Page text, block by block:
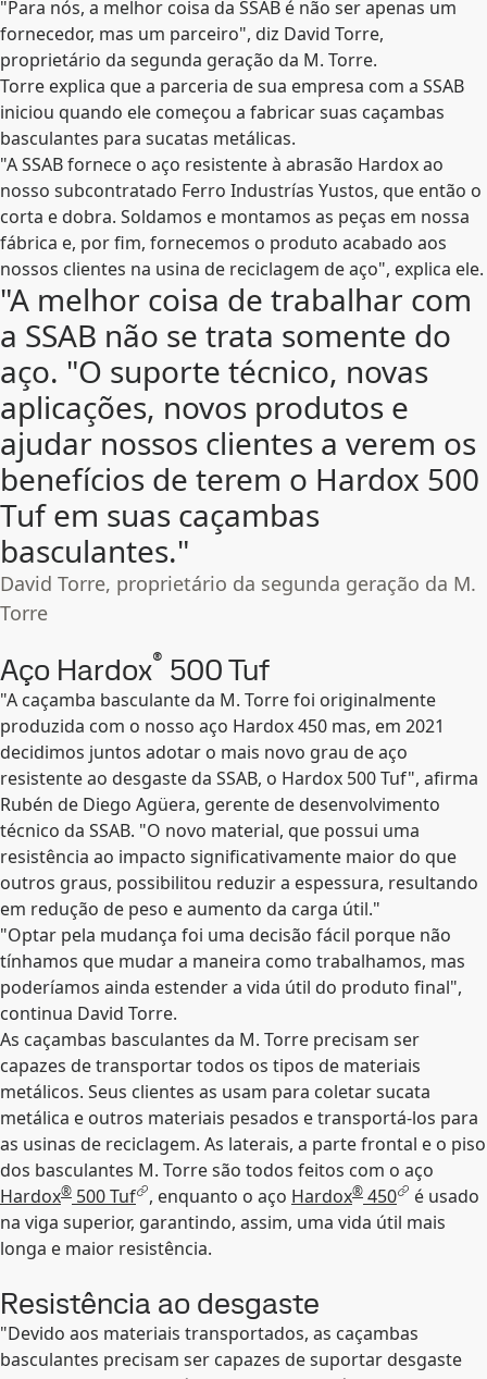
"Para nós, a melhor coisa da SSAB é não ser apenas um
fornecedor, mas um parceiro", diz David Torre,
proprietário da segunda geração da M. Torre.
Torre explica que a parceria de sua empresa com a SSAB
iniciou quando ele começou a fabricar suas caçambas
basculantes para sucatas metálicas.
"A SSAB fornece o aço resistente à abrasão Hardox ao
nosso subcontratado Ferro Industrías Yustos, que então o
corta e dobra. Soldamos e montamos as peças em nossa
fábrica e, por fim, fornecemos o produto acabado aos
nossos clientes na usina de reciclagem de aço", explica ele.
"A melhor coisa de trabalhar com
a SSAB não se trata somente do
aço. "O suporte técnico, novas
aplicações, novos produtos e
ajudar nossos clientes a verem os
benefícios de terem o Hardox 500
Tuf em suas caçambas
basculantes."
David Torre, proprietário da segunda geração da M.
Torre
Aço Hardox® 500 Tuf
"A caçamba basculante da M. Torre foi originalmente
produzida com o nosso aço Hardox 450 mas, em 2021
decidimos juntos adotar o mais novo grau de aço
resistente ao desgaste da SSAB, o Hardox 500 Tuf", afirma
Rubén de Diego Agüera, gerente de desenvolvimento
técnico da SSAB. "O novo material, que possui uma
resistência ao impacto significativamente maior do que
outros graus, possibilitou reduzir a espessura, resultando
em redução de peso e aumento da carga útil."
"Optar pela mudança foi uma decisão fácil porque não
tínhamos que mudar a maneira como trabalhamos, mas
poderíamos ainda estender a vida útil do produto final",
continua David Torre.
As caçambas basculantes da M. Torre precisam ser
capazes de transportar todos os tipos de materiais
metálicos. Seus clientes as usam para coletar sucata
metálica e outros materiais pesados e transportá-los para
as usinas de reciclagem. As laterais, a parte frontal e o piso
dos basculantes M. Torre são todos feitos com o aço
Hardox® 500 Tuf , enquanto o aço Hardox® 450
é usado
na viga superior, garantindo, assim, uma vida útil mais
longa e maior resistência.
Resistência ao desgaste
"Devido aos materiais transportados, as caçambas
basculantes precisam ser capazes de suportar desgaste